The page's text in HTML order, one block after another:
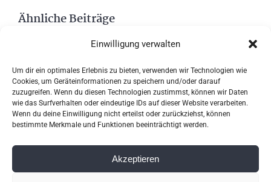
Einwilligung verwalten
Um dir ein optimales Erlebnis zu bieten, verwenden wir Technologien wie
Cookies, um Geräteinformationen zu speichern und/oder darauf
zuzugreifen. Wenn du diesen Technologien zustimmst, können wir Daten
wie das Surfverhalten oder eindeutige IDs auf dieser Website verarbeiten.
Wenn du deine Einwilligung nicht erteilst oder zurückziehst, können
bestimmte Merkmale und Funktionen beeinträchtigt werden.
Akzeptieren
Ähnliche Beiträge